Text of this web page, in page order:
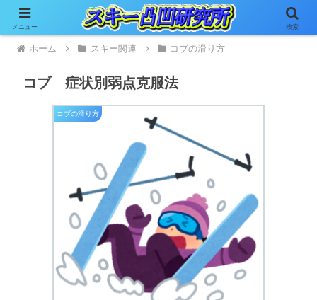
ホーム スキー関連 コブの滑り方
コブ 症状別弱点克服法
コブの滑り方
メニュー 検索